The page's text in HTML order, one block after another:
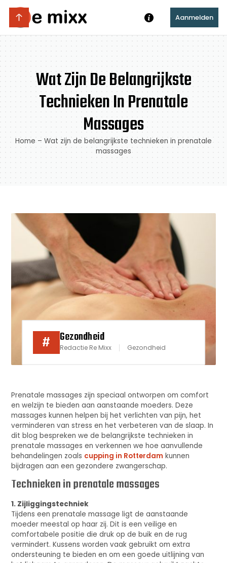
Aanmelden
Wat Zijn De Belangrijkste
Technieken In Prenatale
Massages
Home – Wat zijn de belangrijkste technieken in prenatale
massages
# Gezondheid
Redactie Re Mixx Gezondheid
Prenatale massages zijn speciaal ontworpen om comfort
en welzijn te bieden aan aanstaande moeders. Deze
massages kunnen helpen bij het verlichten van pijn, het
verminderen van stress en het verbeteren van de slaap. In
dit blog bespreken we de belangrijkste technieken in
prenatale massages en verkennen we hoe aanvullende
behandelingen zoals cupping in Rotterdam kunnen
bijdragen aan een gezondere zwangerschap.
Technieken in prenatale massages
1. Zijliggingstechniek
Tijdens een prenatale massage ligt de aanstaande
moeder meestal op haar zij. Dit is een veilige en
comfortabele positie die druk op de buik en de rug
vermindert. Kussens worden vaak gebruikt om extra
ondersteuning te bieden en om een goede uitlijning van